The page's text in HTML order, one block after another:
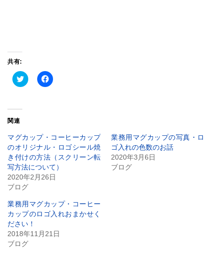
共有:
ク
リ
有
(新
し
い
ウ
ィ
ン
ド
ウ
開
き
ま
す)
Facebook
で
リ
ッ
ク
し
て
く
だ
さ
い
ウ
ィ
ド
ウ
関連
マグカップ・コーヒーカップ
のオリジナル・ロゴシール焼
き付けの方法（スクリーン転
写方法について）
2020年2月26日
ブログ
業務用マグカップの写真・ロ
ゴ入れの色数のお話
2020年3月6日
ブログ
業務用マグカップ・コーヒー
カップのロゴ入れおまかせく
ださい！
2018年11月21日
ブログ